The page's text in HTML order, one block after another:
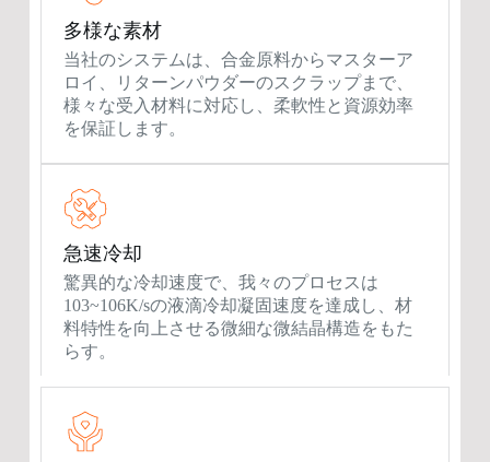
多様な素材
当社のシステムは、合金原料からマスターア
ロイ、リターンパウダーのスクラップまで、
様々な受入材料に対応し、柔軟性と資源効率
を保証します。
急速冷却
驚異的な冷却速度で、我々のプロセスは
103~106K/sの液滴冷却凝固速度を達成し、材
料特性を向上させる微細な微結晶構造をもた
らす。